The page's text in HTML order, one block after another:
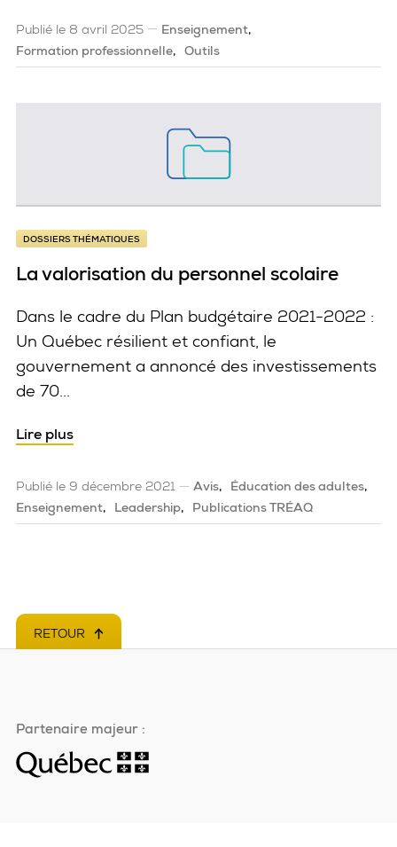
Publié le 8 avril 2025
Enseignement
Formation professionnelle
Outils
La valorisation du personnel scolaire
DOSSIERS THÉMATIQUES
Dans le cadre du Plan budgétaire 2021-2022 :
Un Québec résilient et confiant, le
gouvernement a annoncé des investissements
de 70...
Lire plus
Publié le 9 décembre 2021 Avis
Éducation des adultes
Enseignement
Leadership Publications TRÉAQ
RETOUR EN HAUT DE PAGE
Partenaire majeur :
Ce